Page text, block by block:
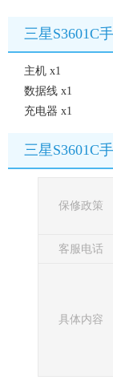
三星S3601C
主机 x1
数据线 x1
充电器 x1
三星S3601C
保修政策
客服电话
具体内容